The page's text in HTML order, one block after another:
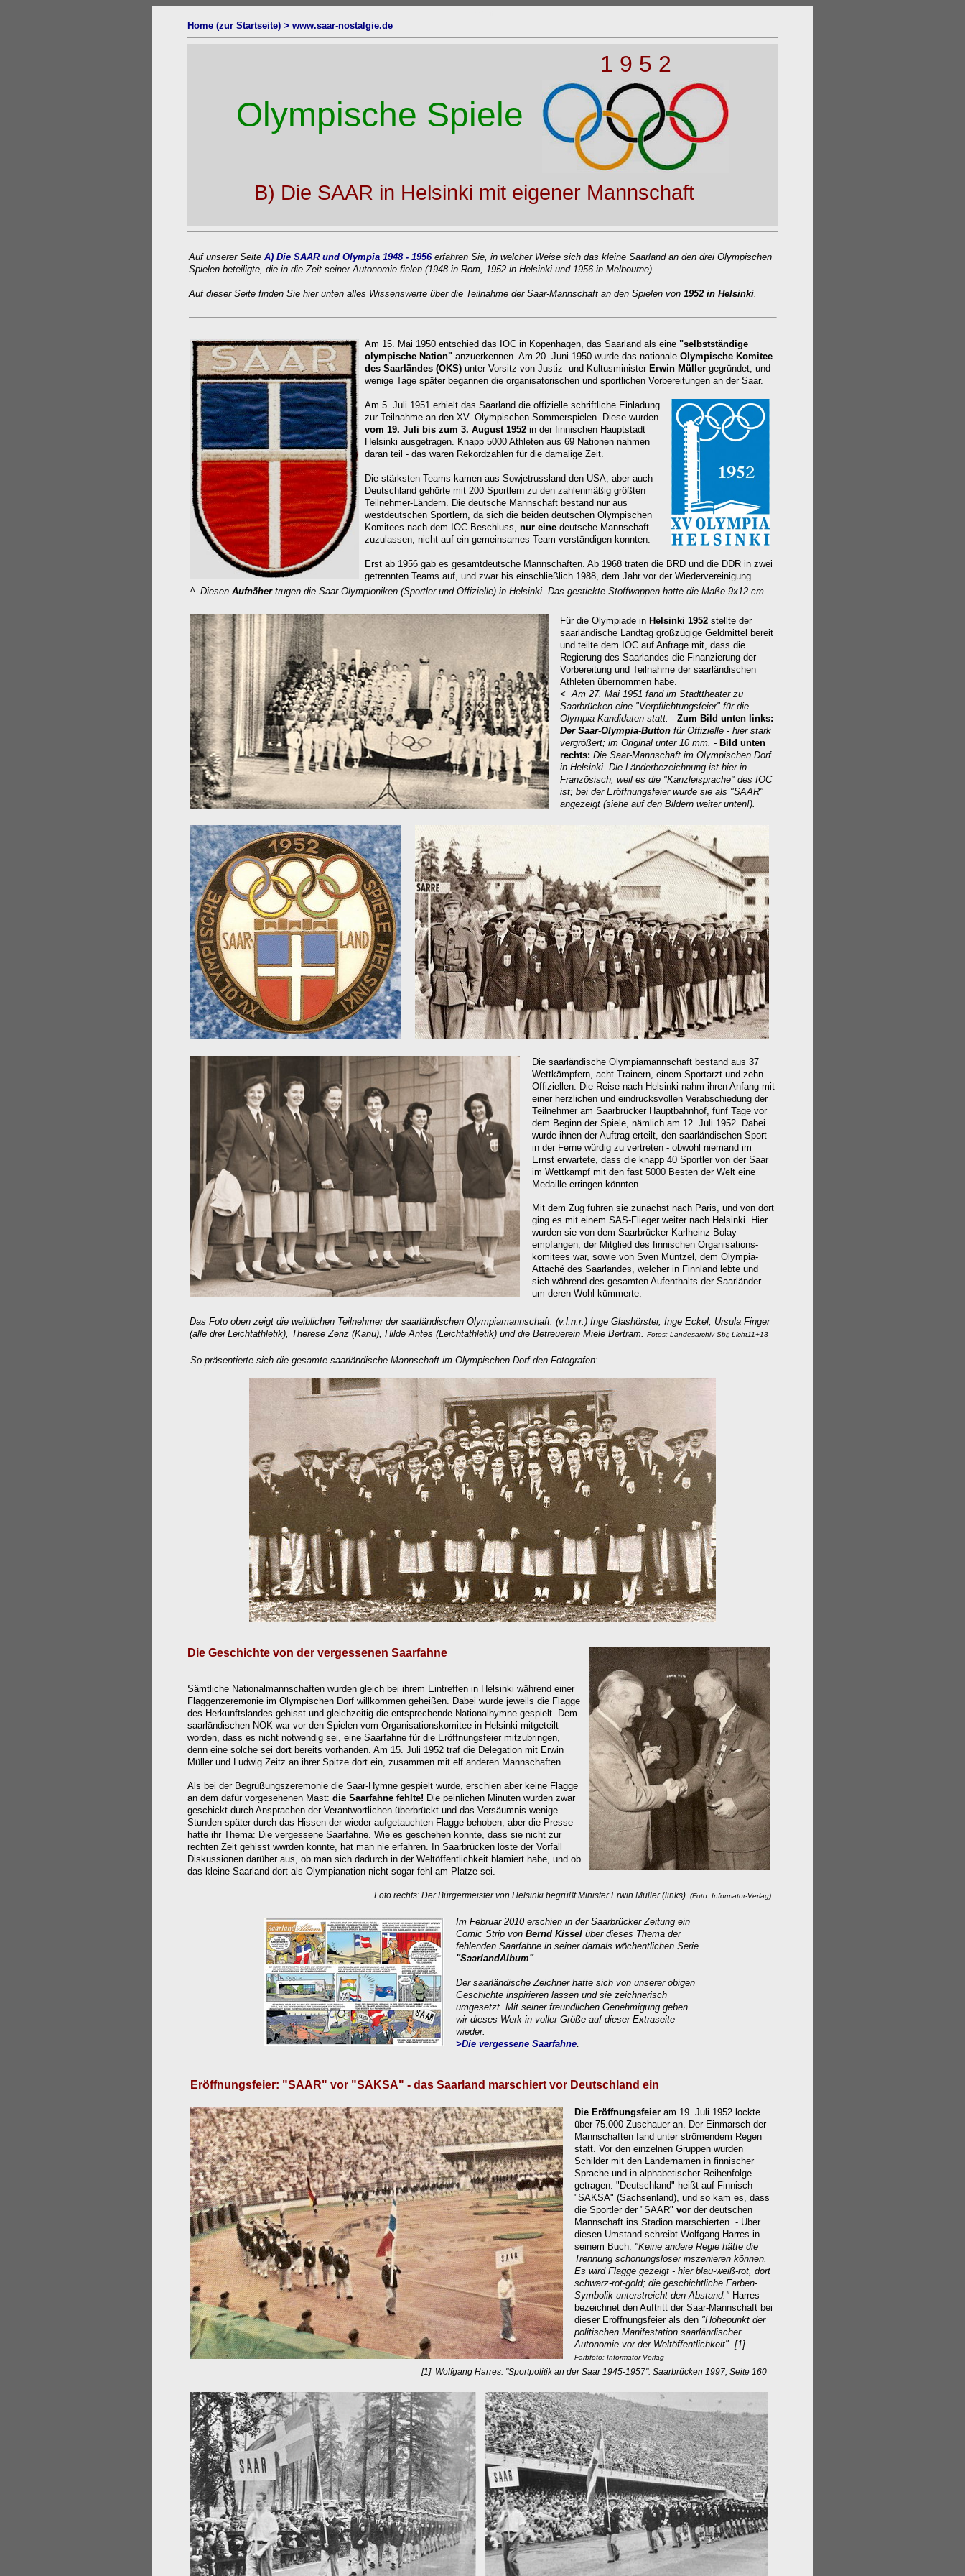
Home (zur Startseite) > www.saar-nostalgie.de
1 9 5 2
Olympische Spiele
B) Die SAAR in Helsinki mit eigener Mannschaft
Auf unserer Seite A) Die SAAR und Olympia 1948 - 1956erfahren Sie, in welcher Weise sich das kleine Saarland an den drei Olympischen
Spielen beteiligte, die in die Zeit seiner Autonomie fielen (1948 in Rom, 1952 in Helsinki und 1956 in Melbourne).
Auf dieser Seite finden Sie hier unten alles Wissenswerte über die Teilnahme der Saar-Mannschaft an den Spielen von 1952 in Helsinki.
Am 15. Mai 1950 entschied das IOC in Kopenhagen, das Saarland als eine "selbstständige
olympische Nation" anzuerkennen. Am 20. Juni 1950 wurde das nationale Olympische Komitee
des Saarländes (OKS) unter Vorsitz von Justiz- und Kultusminister Erwin Müller gegründet, und
wenige Tage später begannen die organisatorischen und sportlichen Vorbereitungen an der Saar.
Am 5. Juli 1951 erhielt das Saarland die offizielle schriftliche Einladung
zur Teilnahme an den XV. Olympischen Sommerspielen. Diese wurden
vom 19. Juli bis zum 3. August 1952 in der finnischen Hauptstadt
Helsinki ausgetragen. Knapp 5000 Athleten aus 69 Nationen nahmen
daran teil - das waren Rekordzahlen für die damalige Zeit.
Die stärksten Teams kamen aus Sowjetrussland den USA, aber auch
Deutschland gehörte mit 200 Sportlern zu den zahlenmäßig größten
Teilnehmer-Ländern. Die deutsche Mannschaft bestand nur aus
westdeutschen Sportlern, da sich die beiden deutschen Olympischen
Komitees nach dem IOC-Beschluss, nur eine deutsche Mannschaft
zuzulassen, nicht auf ein gemeinsames Team verständigen konnten.
Erst ab 1956 gab es gesamtdeutsche Mannschaften. Ab 1968 traten die BRD und die DDR in zwei
getrennten Teams auf, und zwar bis einschließlich 1988, dem Jahr vor der Wiedervereinigung.
^ Diesen Aufnähertrugen die Saar-Olympioniken (Sportler und Offizielle) in Helsinki. Das gestickte Stoffwappen hatte die Maße 9x12 cm.
Für die Olympiade in Helsinki 1952 stellte der
saarländische Landtag großzügige Geldmittel bereit
und teilte dem IOC auf Anfrage mit, dass die
Regierung des Saarlandes die Finanzierung der
Vorbereitung und Teilnahme der saarländischen
Athleten übernommen habe.
< Am 27. Mai 1951 fand im Stadttheater zu
Saarbrücken eine "Verpflichtungsfeier" für die
Olympia-Kandidaten statt. - Zum Bild unten links:
Der Saar-Olympia-Button für Offizielle - hier stark
vergrößert; im Original unter 10 mm. - Bild unten
rechts: Die Saar-Mannschaft im Olympischen Dorf
in Helsinki. Die Länderbezeichnung ist hier in
Französisch, weil es die "Kanzleisprache" des IOC
ist; bei der Eröffnungsfeier wurde sie als "SAAR"
angezeigt (siehe auf den Bildern weiter unten!).
Die saarländische Olympiamannschaft bestand aus 37
Wettkämpfern, acht Trainern, einem Sportarzt und zehn
Offiziellen. Die Reise nach Helsinki nahm ihren Anfang mit
einer herzlichen und eindrucksvollen Verabschiedung der
Teilnehmer am Saarbrücker Hauptbahnhof, fünf Tage vor
dem Beginn der Spiele, nämlich am 12. Juli 1952. Dabei
wurde ihnen der Auftrag erteilt, den saarländischen Sport
in der Ferne würdig zu vertreten - obwohl niemand im
Ernst erwartete, dass die knapp 40 Sportler von der Saar
im Wettkampf mit den fast 5000 Besten der Welt eine
Medaille erringen könnten.
Mit dem Zug fuhren sie zunächst nach Paris, und von dort
ging es mit einem SAS-Flieger weiter nach Helsinki. Hier
wurden sie von dem Saarbrücker Karlheinz Bolay
empfangen, der Mitglied des finnischen Organisations-
komitees war, sowie von Sven Müntzel, dem Olympia-
Attaché des Saarlandes, welcher in Finnland lebte und
sich während des gesamten Aufenthalts der Saarländer
um deren Wohl kümmerte.
Das Foto oben zeigt die weiblichen Teilnehmer der saarländischen Olympiamannschaft: (v.l.n.r.) Inge Glashörster, Inge Eckel, Ursula Finger
(alle drei Leichtathletik), Therese Zenz (Kanu), Hilde Antes (Leichtathletik) und die Betreuerein Miele Bertram. Fotos: Landesarchiv Sbr, Licht11+13
So präsentierte sich die gesamte saarländische Mannschaft im Olympischen Dorf den Fotografen:
Die Geschichte von der vergessenen Saarfahne
Sämtliche Nationalmannschaften wurden gleich bei ihrem Eintreffen in Helsinki während einer
Flaggenzeremonie im Olympischen Dorf willkommen geheißen. Dabei wurde jeweils die Flagge
des Herkunftslandes gehisst und gleichzeitig die entsprechende Nationalhymne gespielt. Dem
saarländischen NOK war vor den Spielen vom Organisationskomitee in Helsinki mitgeteilt
worden, dass es nicht notwendig sei, eine Saarfahne für die Eröffnungsfeier mitzubringen,
denn eine solche sei dort bereits vorhanden. Am 15. Juli 1952 traf die Delegation mit Erwin
Müller und Ludwig Zeitz an ihrer Spitze dort ein, zusammen mit elf anderen Mannschaften.
Als bei der Begrüßungszeremonie die Saar-Hymne gespielt wurde, erschien aber keine Flagge
an dem dafür vorgesehenen Mast: die Saarfahne fehlte! Die peinlichen Minuten wurden zwar
geschickt durch Ansprachen der Verantwortlichen überbrückt und das Versäumnis wenige
Stunden später durch das Hissen der wieder aufgetauchten Flagge behoben, aber die Presse
hatte ihr Thema: Die vergessene Saarfahne. Wie es geschehen konnte, dass sie nicht zur
rechten Zeit gehisst wwrden konnte, hat man nie erfahren. In Saarbrücken löste der Vorfall
Diskussionen darüber aus, ob man sich dadurch in der Weltöffentlichkeit blamiert habe, und ob
das kleine Saarland dort als Olympianation nicht sogar fehl am Platze sei.
Foto rechts: Der Bürgermeister von Helsinki begrüßt Minister Erwin Müller (links). (Foto: Informator-Verlag)
Im Februar 2010 erschien in der Saarbrücker Zeitung ein
Comic Strip von Bernd Kissel über dieses Thema der
fehlenden Saarfahnein seiner damals wöchentlichen Serie
"SaarlandAlbum".
Der saarländische Zeichner hatte sich von unserer obigen
Geschichte inspirieren lassen und sie zeichnerisch
umgesetzt. Mit seiner freundlichen Genehmigung geben
wir dieses Werk in voller Größe auf dieser Extraseite
wieder:
>Die vergessene Saarfahne.
Eröffnungsfeier: "SAAR" vor "SAKSA" - das Saarland marschiert vor Deutschland ein
Die Eröffnungsfeier am 19. Juli 1952 lockte
über 75.000 Zuschauer an. Der Einmarsch der
Mannschaften fand unter strömendem Regen
statt. Vor den einzelnen Gruppen wurden
Schilder mit den Ländernamen in finnischer
Sprache und in alphabetischer Reihenfolge
getragen. "Deutschland" heißt auf Finnisch
"SAKSA" (Sachsenland), und so kam es, dass
die Sportler der "SAAR" vor der deutschen
Mannschaft ins Stadion marschierten. - Über
diesen Umstand schreibt Wolfgang Harres in
seinem Buch: "Keine andere Regie hätte die
Trennung schonungsloser inszenieren können.
Es wird Flagge gezeigt - hier blau-weiß-rot, dort
schwarz-rot-gold; die geschichtliche Farben-
Symbolik unterstreicht den Abstand." Harres
bezeichnet den Auftritt der Saar-Mannschaft bei
dieser Eröffnungsfeier als den "Höhepunkt der
politischen Manifestation saarländischer
Autonomie vor der Weltöffentlichkeit". [1]
Farbfoto: Informator-Verlag
[1] Wolfgang Harres. "Sportpolitik an der Saar 1945-1957". Saarbrücken 1997, Seite 160